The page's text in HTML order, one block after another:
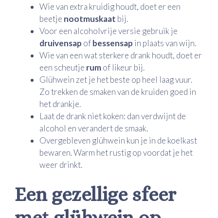
Wie van extra kruidig houdt, doet er een
beetje nootmuskaat bij.
Voor een alcoholvrije versie gebruik je
druivensap ofbessensap in plaats van wijn.
Wie van een wat sterkere drank houdt, doet er
een scheutje rumof likeur bij.
Glühwein zet je het beste op heel laag vuur.
Zo trekken de smaken van de kruiden goed in
het drankje.
Laat de drank niet koken: dan verdwijnt de
alcohol en verandert de smaak.
Overgebleven glühwein kun je in de koelkast
bewaren. Warm het rustig op voordat je het
weer drinkt.
Een gezellige sfeer